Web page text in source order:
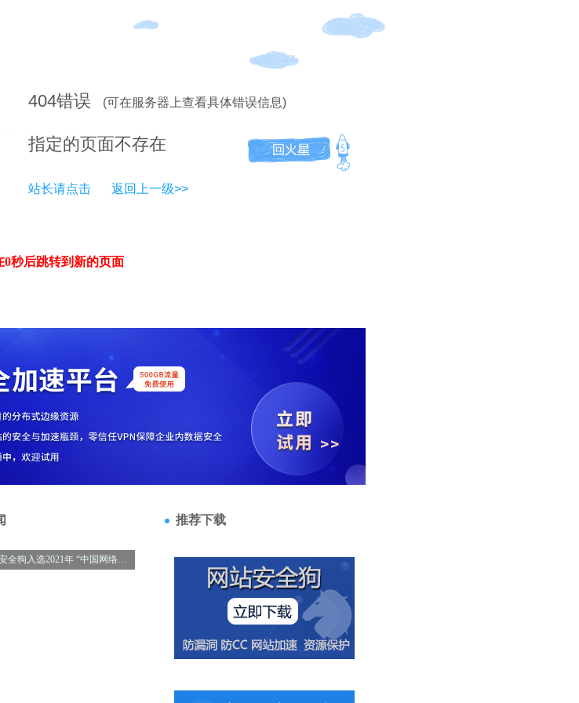
404错误 (可在服务器上查看具体错误信息)
指定的页面不存在
站长请点击 返回上一级>>